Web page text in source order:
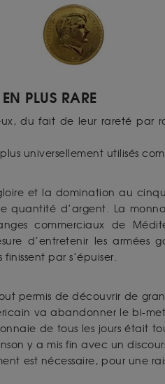
PLUS RARE
du fait de leur rareté par
universellement utilisés
et la domination au
quantité d’argent. La
commerciaux de
d’entretenir les armées
par s’épuiser.
permis de découvrir de
va abandonner le bi-
de tous les jours était
y a mis fin avec un
est nécessaire, pour une